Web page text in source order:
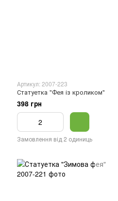
Артикул: 2007-223
Статуетка "Фея із кроликом"
398 грн
Замовлення від 2 одиниць